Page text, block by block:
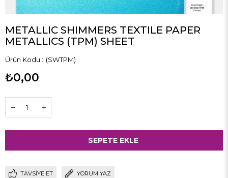
METALLIC SHIMMERS TEXTILE PAPER
METALLICS (TPM) SHEET
(SWTPM)
₺0,00
TAVSIYE ET YORUM YAZ